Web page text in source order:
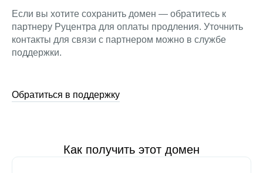
Если вы хотите сохранить домен — обратитесь к
партнеру Руцентра для оплаты продления. Уточнить
контакты для связи с партнером можно в службе
поддержки.
Обратиться в поддержку
Как получить этот домен